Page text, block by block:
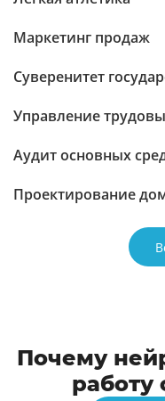
Маркетинг продаж
Суверенитет
Управление
Аудит основных
Проектирование
Почему
работу